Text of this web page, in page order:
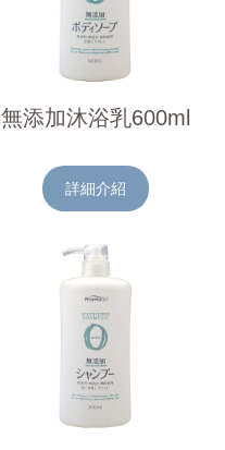
無添加沐浴乳600ml
詳細介紹